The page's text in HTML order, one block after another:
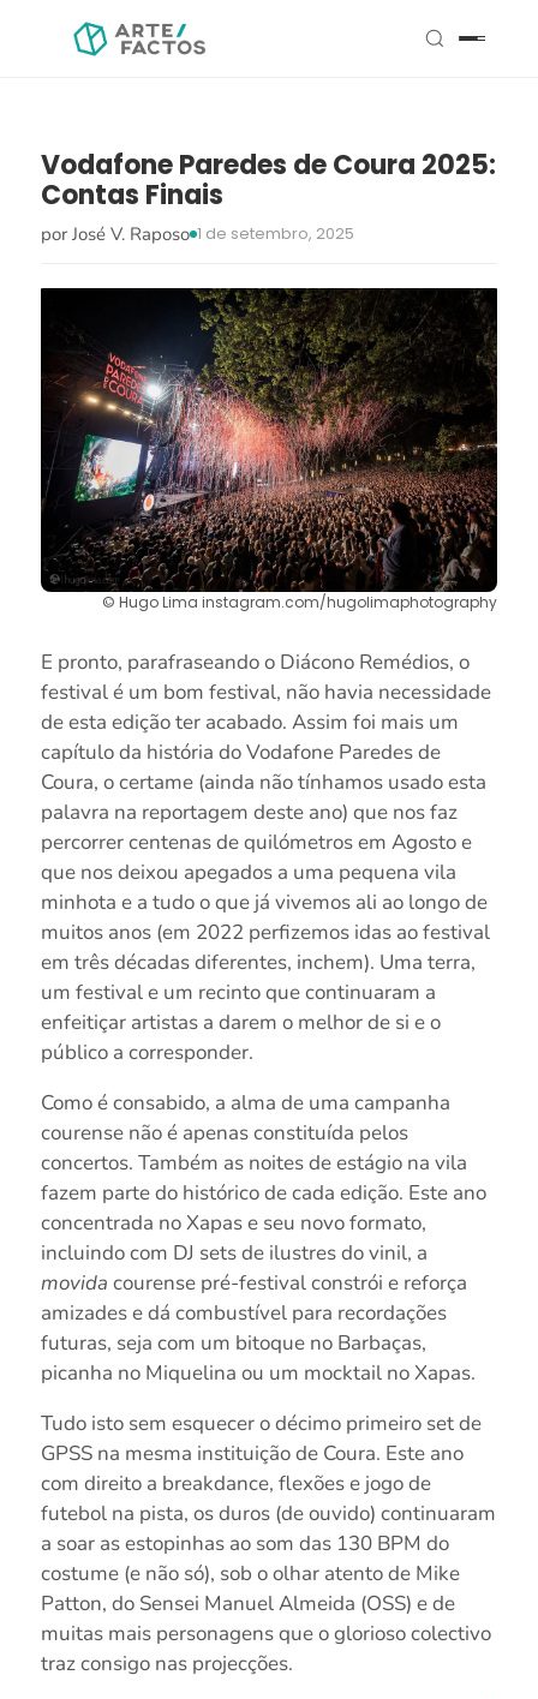
Vodafone Paredes de Coura 2025:
Contas Finais
por José V. Raposo 1 de setembro, 2025
© Hugo Lima instagram.com/hugolimaphotography
E pronto, parafraseando o Diácono Remédios, o
festival é um bom festival, não havia necessidade
de esta edição ter acabado. Assim foi mais um
capítulo da história do Vodafone Paredes de
Coura, o certame (ainda não tínhamos usado esta
palavra na reportagem deste ano) que nos faz
percorrer centenas de quilómetros em Agosto e
que nos deixou apegados a uma pequena vila
minhota e a tudo o que já vivemos ali ao longo de
muitos anos (em 2022 perfizemos idas ao festival
em três décadas diferentes, inchem). Uma terra,
um festival e um recinto que continuaram a
enfeitiçar artistas a darem o melhor de si e o
público a corresponder.
Como é consabido, a alma de uma campanha
courense não é apenas constituída pelos
concertos. Também as noites de estágio na vila
fazem parte do histórico de cada edição. Este ano
concentrada no Xapas e seu novo formato,
incluindo com DJ sets de ilustres do vinil, a
movida courense pré-festival constrói e reforça
amizades e dá combustível para recordações
futuras, seja com um bitoque no Barbaças,
picanha no Miquelina ou um mocktail no Xapas.
Tudo isto sem esquecer o décimo primeiro set de
GPSS na mesma instituição de Coura. Este ano
com direito a breakdance, flexões e jogo de
futebol na pista, os duros (de ouvido) continuaram
a soar as estopinhas ao som das 130 BPM do
costume (e não só), sob o olhar atento de Mike
Patton, do Sensei Manuel Almeida (OSS) e de
muitas mais personagens que o glorioso colectivo
traz consigo nas projecções.